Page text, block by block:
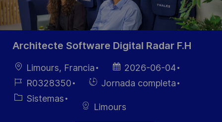
Architecte Software Digital Radar F.H
Ubicación
Limours, Francia
Fecha de
publicación
2026-06-04
ID de
empleo
R0328350
HiringJornada completa
Categoría
Sistemas
Limours